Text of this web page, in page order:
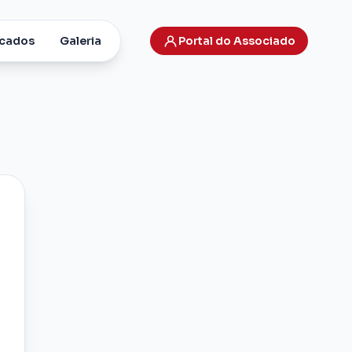
Galeria Portal do Associado